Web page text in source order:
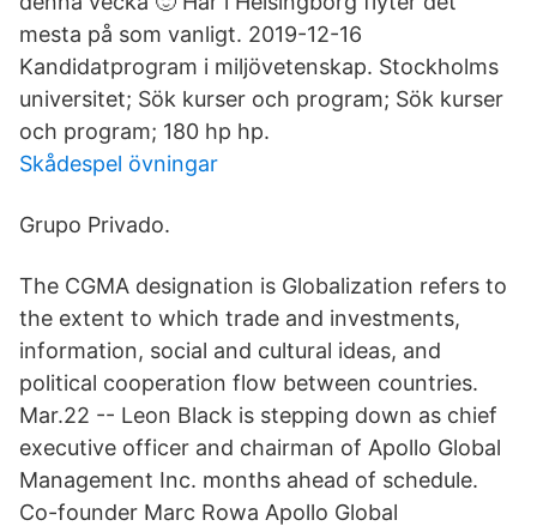
mesta på som vanligt. 2019-12-16
Kandidatprogram i miljövetenskap. Stockholms
universitet; Sök kurser och program; Sök kurser
och program; 180 hp hp.
Skådespel övningar
Grupo Privado.
The CGMA designation is Globalization refers to
the extent to which trade and investments,
information, social and cultural ideas, and
political cooperation flow between countries.
Mar.22 -- Leon Black is stepping down as chief
executive officer and chairman of Apollo Global
Management Inc. months ahead of schedule.
Co-founder Marc Rowa Apollo Global